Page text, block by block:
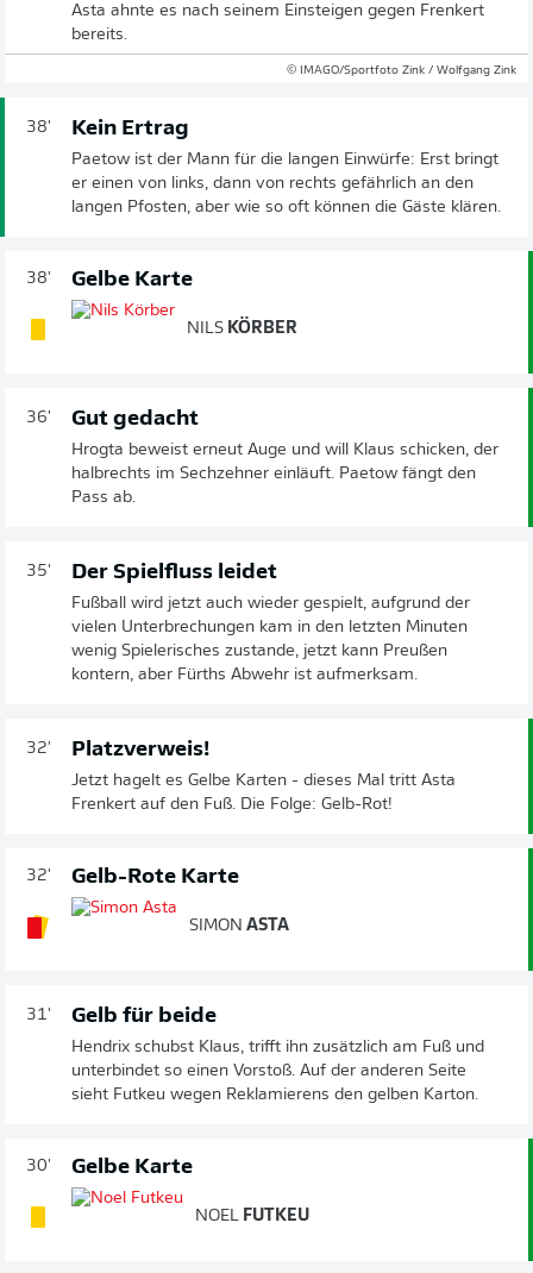
Asta ahnte es nach seinem Einsteigen gegen Frenkert
bereits.
© IMAGO/Sportfoto Zink / Wolfgang Zink
38' Kein Ertrag
Paetow ist der Mann für die langen Einwürfe: Erst bringt
er einen von links, dann von rechts gefährlich an den
langen Pfosten, aber wie so oft können die Gäste klären.
38' Gelbe Karte
NILS KÖRBER
36' Gut gedacht
Hrogta beweist erneut Auge und will Klaus schicken, der
halbrechts im Sechzehner einläuft. Paetow fängt den
Pass ab.
35' Der Spielfluss leidet
Fußball wird jetzt auch wieder gespielt, aufgrund der
vielen Unterbrechungen kam in den letzten Minuten
wenig Spielerisches zustande, jetzt kann Preußen
kontern, aber Fürths Abwehr ist aufmerksam.
32' Platzverweis!
Jetzt hagelt es Gelbe Karten - dieses Mal tritt Asta
Frenkert auf den Fuß. Die Folge: Gelb-Rot!
32' Gelb-Rote Karte
SIMON ASTA
31' Gelb für beide
Hendrix schubst Klaus, trifft ihn zusätzlich am Fuß und
unterbindet so einen Vorstoß. Auf der anderen Seite
sieht Futkeu wegen Reklamierens den gelben Karton.
30' Gelbe Karte
NOEL FUTKEU